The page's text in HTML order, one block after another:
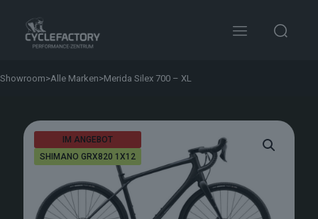
Showroom>Alle Marken>Merida Silex 700 – XL
IM ANGEBOT
SHIMANO GRX820 1X12